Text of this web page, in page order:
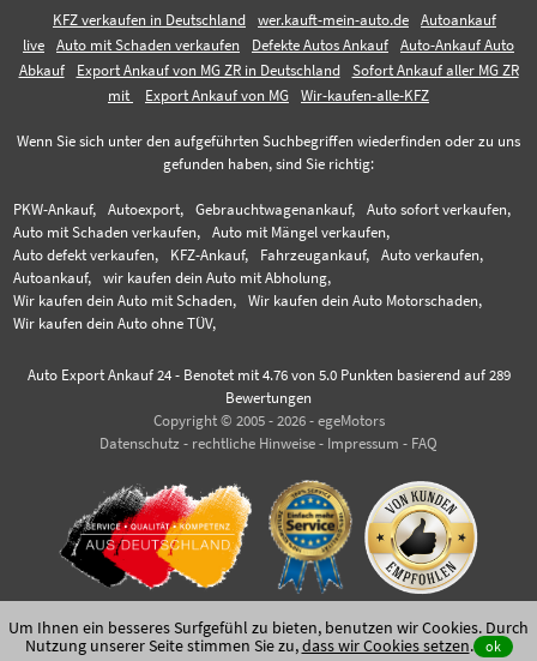
KFZ verkaufen in Deutschland wer.kauft-mein-auto.de
Autoankauf
live
Auto mit Schaden verkaufen Defekte Autos Ankauf
Auto-Ankauf Auto
Abkauf
Export Ankauf von MG ZR in Deutschland
Sofort Ankauf aller MG ZR
mit
Export Ankauf von MG Wir-kaufen-alle-KFZ
Wenn Sie sich unter den aufgeführten Suchbegriffen wiederfinden oder zu uns
gefunden haben, sind Sie richtig:
PKW-Ankauf, Autoexport, Gebrauchtwagenankauf,
Auto sofort verkaufen,
Auto mit Schaden verkaufen,
Auto mit Mängel verkaufen,
Auto defekt verkaufen,
KFZ-Ankauf, Fahrzeugankauf,
Auto verkaufen,
Autoankauf,
wir kaufen dein Auto mit Abholung,
Wir kaufen dein Auto mit Schaden,
Wir kaufen dein Auto Motorschaden,
Wir kaufen dein Auto ohne TÜV,
Auto Export Ankauf 24- Benotet mit 4.76von 5.0 Punkten basierend auf 289
Bewertungen
Copyright © 2005 - 2026 - egeMotors
Datenschutz - rechtliche Hinweise - Impressum - FAQ
Um Ihnen ein besseres Surfgefühl zu bieten, benutzen wir Cookies. Durch
Nutzung unserer Seite stimmen Sie zu,dass wir Cookies setzen. ok